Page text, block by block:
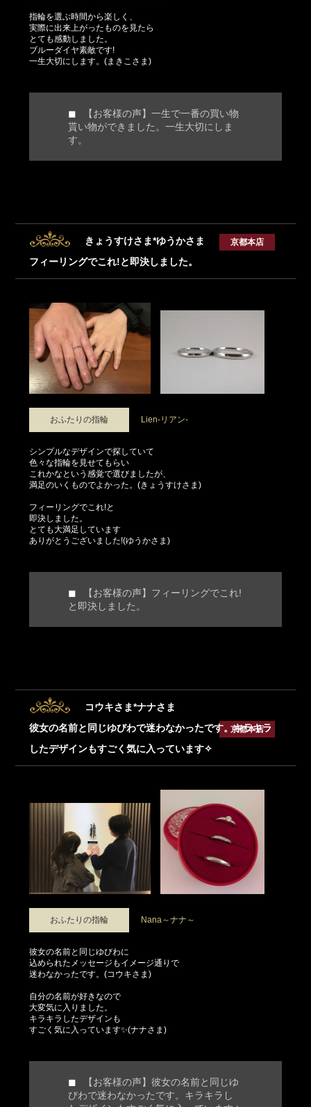
指輪を選ぶ時間から楽しく、
実際に出来上がったものを見たら
とても感動しました。
ブルーダイヤ素敵です!
一生大切にします。(まきこさま)
【お客様の声】一生で一番の買い物
貰い物ができました。一生大切にしま
す。
きょうすけさま*ゆうかさま
フィーリングでこれ!と即決しました。
京都本店
おふたりの指輪 Lien-リアン-
シンプルなデザインで探していて
色々な指輪を見せてもらい
これかなという感覚で選びましたが、
満足のいくものでよかった。(きょうすけさま)
フィーリングでこれ!と
即決しました。
とても大満足しています
ありがとうございました!(ゆうかさま)
【お客様の声】フィーリングでこれ!
と即決しました。
コウキさま*ナナさま
彼女の名前と同じゆびわで迷わなかったです。キラキラ
したデザインもすごく気に入っています✧
京都本店
おふたりの指輪 Nana～ナナ～
彼女の名前と同じゆびわに
込められたメッセージもイメージ通りで
迷わなかったです。(コウキさま)
自分の名前が好きなので
大変気に入りました。
キラキラしたデザインも
すごく気に入っています✨(ナナさま)
【お客様の声】彼女の名前と同じゆ
びわで迷わなかったです。キラキラし